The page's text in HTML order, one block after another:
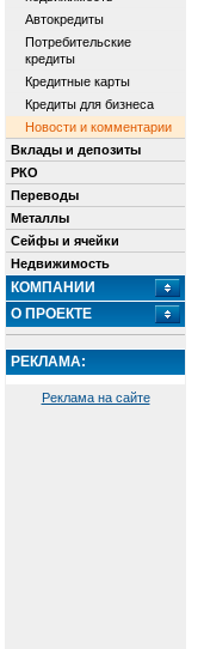
Автокредиты
Потребительские
кредиты
Кредитные карты
Кредиты для бизнеса
Новости и комментарии
Вклады и депозиты
РКО
Переводы
Металлы
Сейфы и ячейки
Недвижимость
КОМПАНИИ
О ПРОЕКТЕ
РЕКЛАМА:
Реклама на сайте